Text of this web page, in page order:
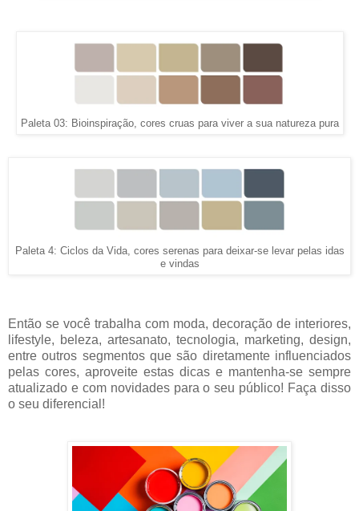
Paleta 03: Bioinspiração, cores cruas para viver a sua natureza pura
Paleta 4: Ciclos da Vida, cores serenas para deixar-se levar pelas idas
e vindas
Então se você trabalha com moda, decoração de interiores,
lifestyle, beleza, artesanato, tecnologia, marketing, design,
entre outros segmentos que são diretamente influenciados
pelas cores, aproveite estas dicas e mantenha-se sempre
atualizado e com novidades para o seu público! Faça disso
o seu diferencial!